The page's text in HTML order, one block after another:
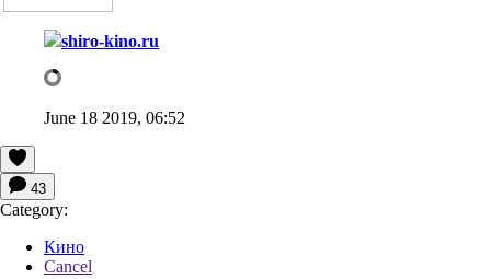
shiro-kino.ru
June 18 2019, 06:52
43
Category:
Кино
Cancel